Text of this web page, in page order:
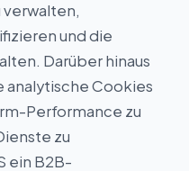
verwalten,
und die
Darüber hinaus
analytische Cookies
Performance zu
zu
ein B2B-